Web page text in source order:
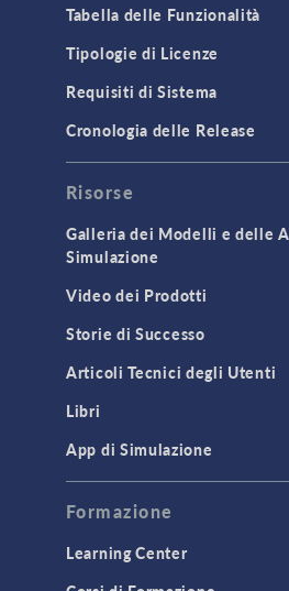
Tabella delle Funzionalità
Tipologie di Licenze
Requisiti di Sistema
Cronologia delle Release
Risorse
Galleria dei Modelli e delle
Simulazione
Video dei Prodotti
Storie di Successo
Articoli Tecnici degli Utenti
Libri
App di Simulazione
Formazione
Learning Center